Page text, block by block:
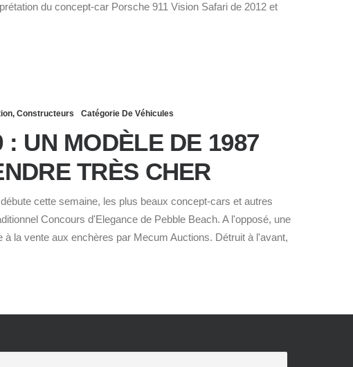
du concept-car Porsche 911 Vision Safari de 2012 et
, Constructeurs Catégorie De Véhicules
: UN MODÈLE DE 1987
TRÈS CHER
cette semaine, les plus beaux concept-cars et autres
Concours d'Elegance de Pebble Beach. A l'opposé, une
à la vente aux enchères par Mecum Auctions. Détruit à l'avant,